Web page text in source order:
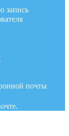
запись
почты